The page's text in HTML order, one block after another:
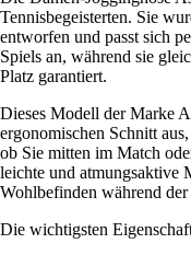
Tennisbegeisterten. Sie
entworfen und passt sich
Spiels an, während sie
Platz garantiert.
Dieses Modell der Marke
ergonomischen Schnitt
ob Sie mitten im Match
leichte und atmungsaktive
Wohlbefinden während
Die wichtigsten